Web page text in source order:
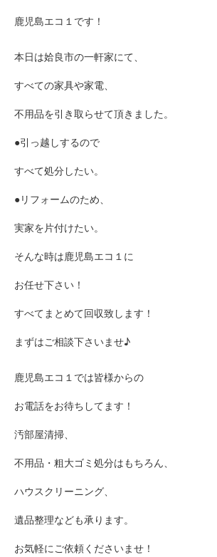
鹿児島エコ１です！
本日は姶良市の一軒家にて、
すべての家具や家電、
不用品を引き取らせて頂きました。
●引っ越しするので
すべて処分したい。
●リフォームのため、
実家を片付けたい。
そんな時は鹿児島エコ１に
お任せ下さい！
すべてまとめて回収致します！
まずはご相談下さいませ♪
鹿児島エコ１では皆様からの
お電話をお待ちしてます！
汚部屋清掃、
不用品・粗大ゴミ処分はもちろん、
ハウスクリーニング、
遺品整理なども承ります。
お気軽にご依頼くださいませ！